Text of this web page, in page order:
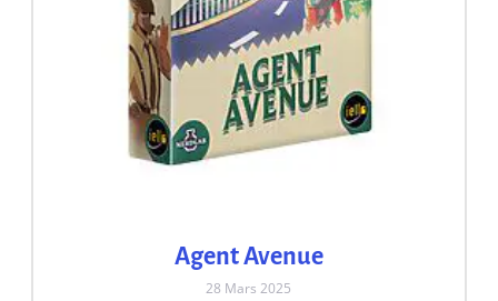
Agent Avenue
28 Mars 2025